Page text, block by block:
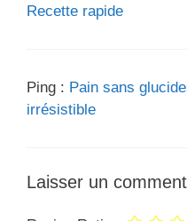
Recette rapide
Ping : Pain sans
irrésistible
Laisser un